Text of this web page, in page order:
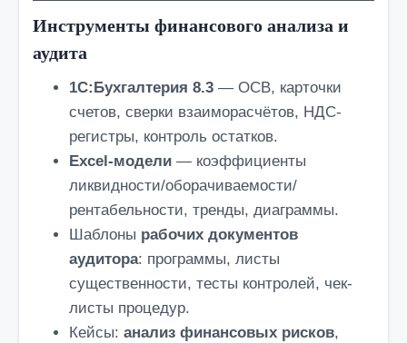
Инструменты финансового анализа и
аудита
1С:Бухгалтерия 8.3 — ОСВ, карточки
счетов, сверки взаиморасчётов, НДС-
регистры, контроль остатков.
Excel-модели — коэффициенты
ликвидности/оборачиваемости/
рентабельности, тренды, диаграммы.
Шаблоны рабочих документов
аудитора: программы, листы
существенности, тесты контролей, чек-
листы процедур.
Кейсы: анализ финансовых рисков,